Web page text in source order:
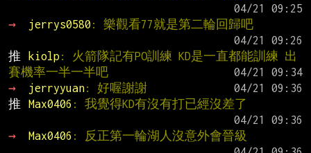
→
jerrys0580 : 樂觀看77就是第二輪回歸吧
推
kiolp : 火箭隊記有PO訓練 KD是一直都能訓練 出
賽機率一半一半吧
→
jerryyuan: 好喔謝謝
推
Max0406 : 我覺得KD有沒有打已經沒差了
→
Max0406 : 反正第一輪湖人沒意外會晉級